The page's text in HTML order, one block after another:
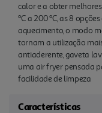
calor e a obter
ºC a 200 ºC, as 8
aquecimento, o modo
tornam a utilização
antiaderente, gaveta
uma air fryer pensada
facilidade de limpeza
Características